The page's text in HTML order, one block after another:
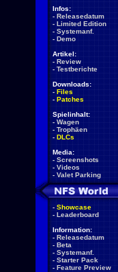
Infos:
- Releasedatum
- Limited Edition
- Systemanf.
- Demo
Artikel:
- Review
- Testberichte
Downloads:
- Files
- Patches
Spielinhalt:
- Wagen
- Trophäen
- DLCs
Media:
- Screenshots
- Videos
- Valet Parking
- Showcase
- Leaderboard
Information:
- Releasedatum
- Beta
- Systemanf.
- Starter Pack
- Feature Preview